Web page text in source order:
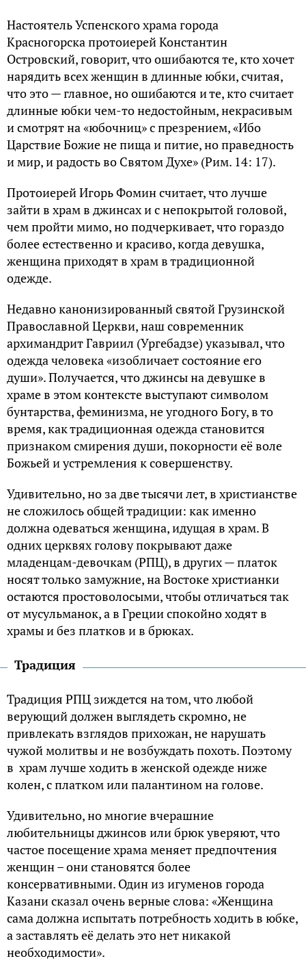
Настоятель Успенского храма города
Красногорска протоиерей Константин
Островский, говорит, что ошибаются те, кто хочет
нарядить всех женщин в длинные юбки, считая,
что это — главное, но ошибаются и те, кто считает
длинные юбки чем-то недостойным, некрасивым
и смотрят на «юбочниц» с презрением, «Ибо
Царствие Божие не пища и питие, но праведность
и мир, и радость во Святом Духе» (Рим. 14: 17).
Протоиерей Игорь Фомин считает, что лучше
зайти в храм в джинсах и с непокрытой головой,
чем пройти мимо, но подчеркивает, что гораздо
более естественно и красиво, когда девушка,
женщина приходят в храм в традиционной
одежде.
Недавно канонизированный святой Грузинской
Православной Церкви, наш современник
архимандрит Гавриил (Ургебадзе) указывал, что
одежда человека «изобличает состояние его
души». Получается, что джинсы на девушке в
храме в этом контексте выступают символом
бунтарства, феминизма, не угодного Богу, в то
время, как традиционная одежда становится
признаком смирения души, покорности её воле
Божьей и устремления к совершенству.
Удивительно, но за две тысячи лет, в христианстве
не сложилось общей традиции: как именно
должна одеваться женщина, идущая в храм. В
одних церквях голову покрывают даже
младенцам-девочкам (РПЦ), в других — платок
носят только замужние, на Востоке христианки
остаются простоволосыми, чтобы отличаться так
от мусульманок, а в Греции спокойно ходят в
храмы и без платков и в брюках.
Традиция
Традиция РПЦ зиждется на том, что любой
верующий должен выглядеть скромно, не
привлекать взглядов прихожан, не нарушать
чужой молитвы и не возбуждать похоть. Поэтому
в храм лучше ходить в женской одежде ниже
колен, с платком или палантином на голове.
Удивительно, но многие вчерашние
любительницы джинсов или брюк уверяют, что
частое посещение храма меняет предпочтения
женщин – они становятся более
консервативными. Один из игуменов города
Казани сказал очень верные слова: «Женщина
сама должна испытать потребность ходить в юбке,
а заставлять её делать это нет никакой
необходимости».